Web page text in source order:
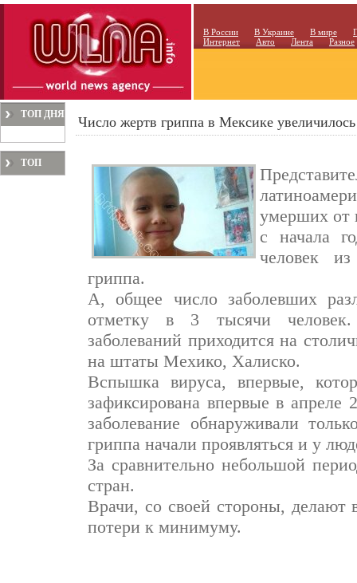
В России В Украине В мире
Интернет
Авто Лента Разное
ТОП ДНЯ
ТОП
Число жертв гриппа в Мексике
умерших от
с начала
человек
гриппа.
А, общее число заболевших
отметку в 3 тысячи
заболеваний приходится на
на штаты Мехико, Халиско.
Вспышка вируса, впервые,
зафиксирована впервые в апреле
заболевание обнаруживали
гриппа начали проявляться и у
За сравнительно небольшой
стран.
Врачи, со своей стороны, делают
потери к минимуму.